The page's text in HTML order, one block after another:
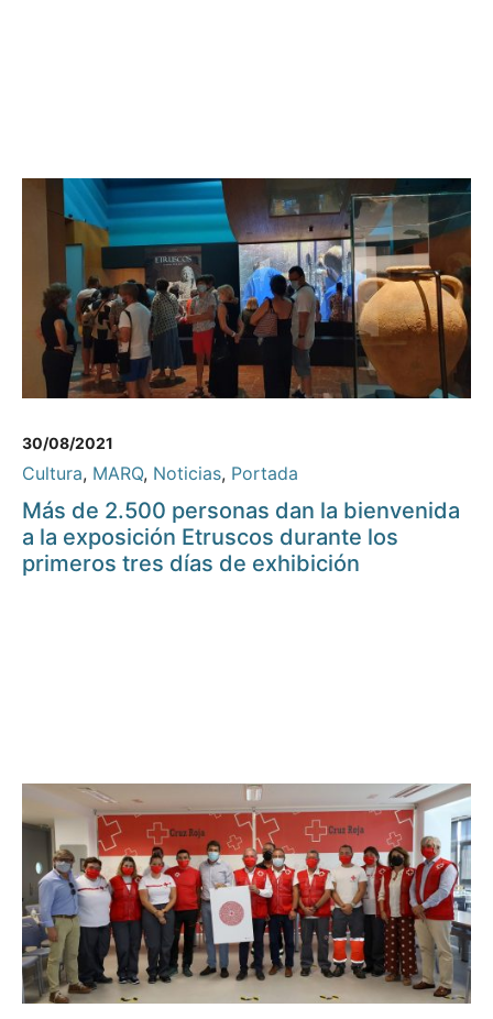
30/08/2021
Cultura, MARQ, Noticias, Portada
Más de 2.500 personas dan la bienvenida
a la exposición Etruscos durante los
primeros tres días de exhibición